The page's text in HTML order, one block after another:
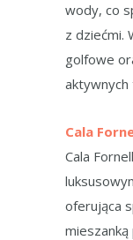
wody, co
z dziećmi.
golfowe
Cala
Cala
oferująca